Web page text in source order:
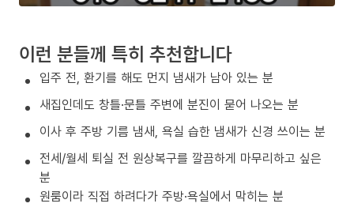
이런 분들께 특히 추천합니다
입주 전, 환기를 해도 먼지 냄새가 남아 있는 분
새집인데도 창틀·문틀 주변에 분진이 묻어 나오는 분
이사 후 주방 기름 냄새, 욕실 습한 냄새가 신경 쓰이는 분
전세/월세 퇴실 전 원상복구를 깔끔하게 마무리하고 싶은
분
원룸이라 직접 하려다가 주방·욕실에서 막히는 분